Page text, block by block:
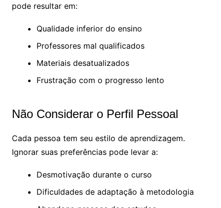
pode resultar em:
Qualidade inferior do ensino
Professores mal qualificados
Materiais desatualizados
Frustração com o progresso lento
Não Considerar o Perfil Pessoal
Cada pessoa tem seu estilo de aprendizagem.
Ignorar suas preferências pode levar a:
Desmotivação durante o curso
Dificuldades de adaptação à metodologia